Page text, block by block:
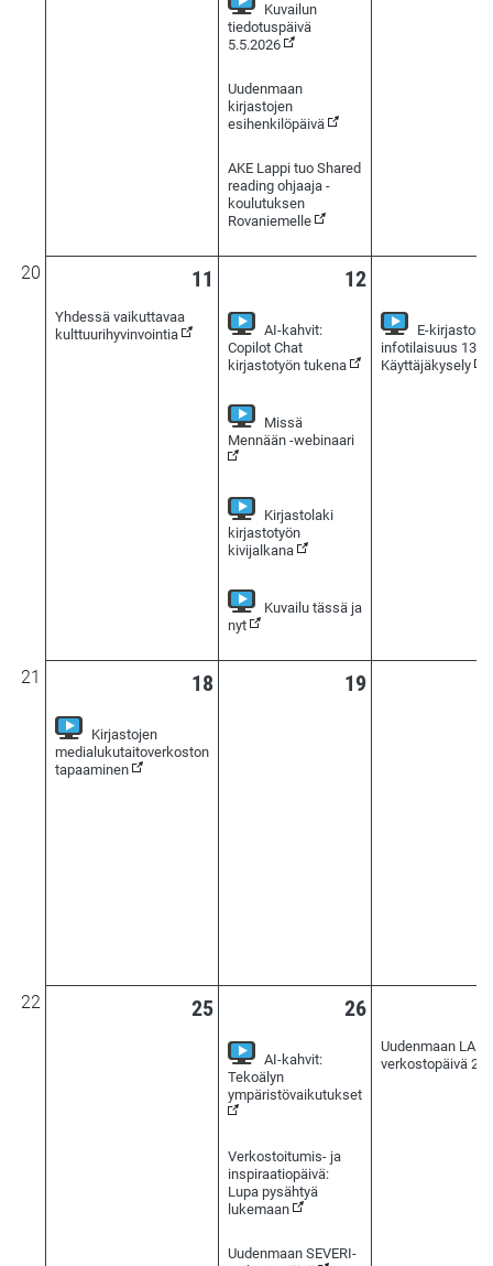
Kuvailun
tiedotuspäivä
5.5.2026(Seurattavissa verkossa)
Uudenmaan
kirjastojen
esihenkilöpäivä
AKE Lappi tuo Shared
reading ohjaaja -
koulutuksen
Rovaniemelle
20 11
Yhdessä vaikuttavaa
kulttuurihyvinvointia
12
AI-kahvit:
Copilot Chat
kirjastotyön tukena(Seurattavissa
Missä
Mennään -webinaari(Seurattavissa
Kirjastolaki
kirjastotyön
kivijalkana(Seurattavissa verkossa)
Kuvailu tässä ja
nyt(Seurattavissa verkossa)
E-kirjaston
infotilaisuus
Käyttäjäkysely
21 18
Kirjastojen
medialukutaitoverkoston
tapaaminen (Seurattavissa verkossa)
19
22 25 26
AI-kahvit:
Tekoälyn
ympäristövaikutukset(Seurattavissa
Verkostoitumis- ja
inspiraatiopäivä:
Lupa pysähtyä
lukemaan
Uudenmaan SEVERI-
Uudenmaan
verkostopäivä